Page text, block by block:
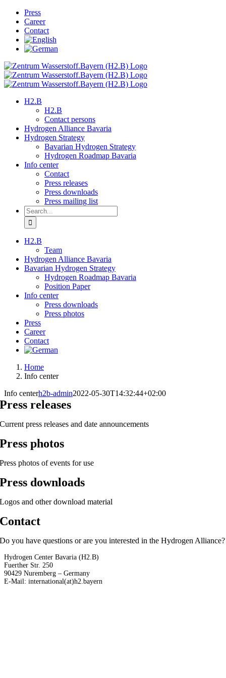
Skip
content
Press
Career
Contact
H2.B
H2.B
Contact persons
Hydrogen Alliance Bavaria
Hydrogen Strategy
Bavarian Hydrogen Strategy
Hydrogen Roadmap Bavaria
Info center
Contact
Press releases
Press downloads
Press mailing list
Search
for:
H2.B
Team
Hydrogen Alliance Bavaria
Bavarian Hydrogen Strategy
Hydrogen Roadmap Bavaria
Position Paper
Info center
Press downloads
Press photos
Press
Career
Contact
Home
Info center
Info centerh2b-admin2022-05-30T14:32:44+02:00
Press releases
Current press releases and date announcements
Press photos
Press photos of events for use
Press downloads
Logos and other download material
Contact
Do you have questions or are you interested in the Hydrogen Alliance?
Hydrogen Center Bavaria (H2.B)
Fuerther Str. 250
90429 Nuremberg – Germany
E-Mail: international(at)h2.bayern